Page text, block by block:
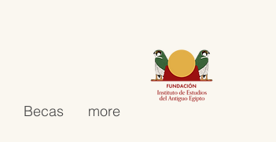
Becas more